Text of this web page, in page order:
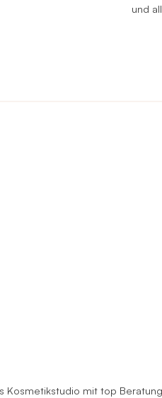
und
Kosmetikstudio mit top